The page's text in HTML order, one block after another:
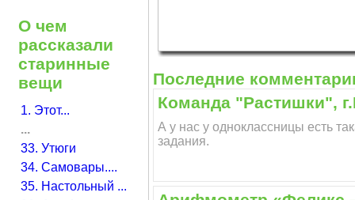
О чем
рассказали
старинные
вещи
1. Этот...
...
33. Утюги
34. Самовары....
35. Настольный ...
Последние
Команда "Растишки",
А у нас у одноклассницы есть
задания.